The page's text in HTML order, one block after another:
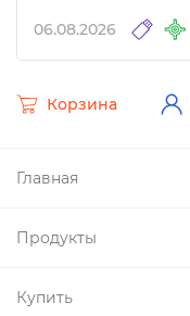
06.08.2026
Главная
Продукты
Купить
Корзина